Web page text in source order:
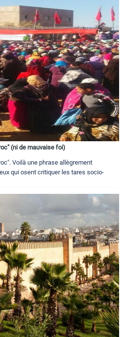
(ni de mauvaise foi)
Voilà une phrase allègrement
qui osent critiquer les tares socio-